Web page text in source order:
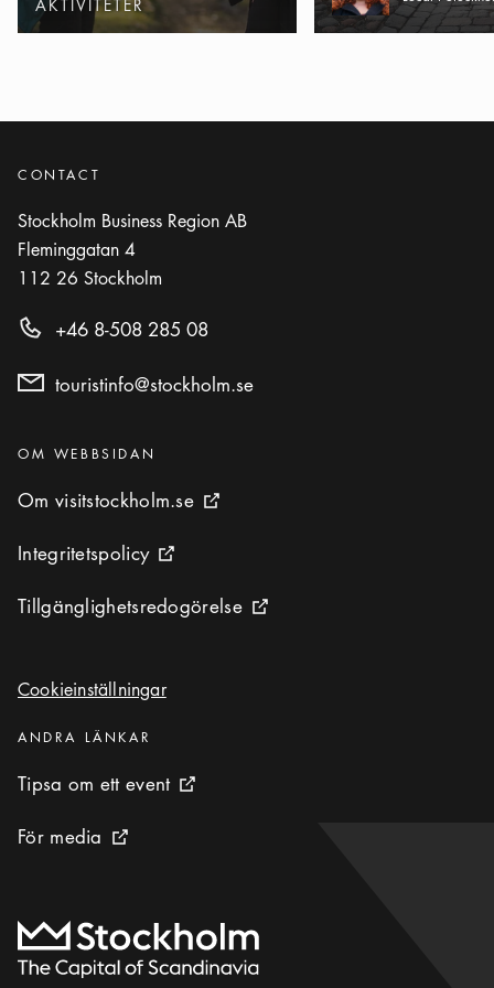
Foto: Visit Stockholm
AKTIVITETER
CONTACT
Stockholm Business Region AB
Fleminggatan 4
112 26 Stockholm
+46 8-508 285 08
touristinfo@stockholm.se
Kategorier:
OM WEBBSIDAN
Om visitstockholm.se
Om visitstockholm.se Extern ikon
Integritetspolicy
Integritetspolicy Extern ikon
Tillgänglighetsredogörelse
Tillgänglighetsredogörelse Extern ikon
Cookieinställningar
Cookieinställningar
Kategorier :
ANDRA LÄNKAR
Tipsa om ett event
Tipsa om ett event Extern ikon
För media
För media Extern ikon
Till startsidan